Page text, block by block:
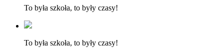
To była szkoła, to były czasy!
To była szkoła, to były czasy!